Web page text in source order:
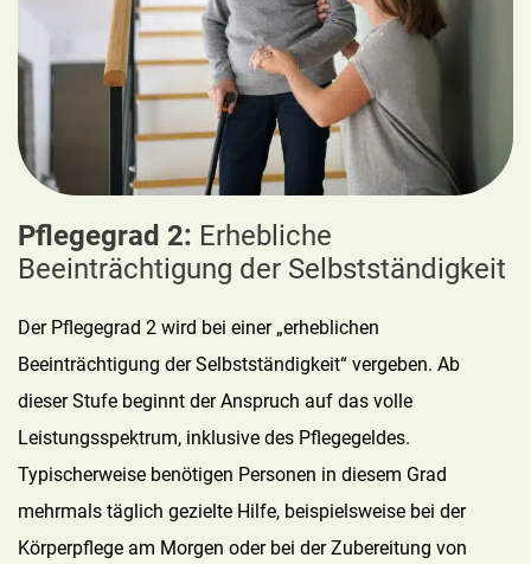
Pflegegrad 2: Erhebliche
Beeinträchtigung der Selbstständigkeit
Der Pflegegrad 2 wird bei einer „erheblichen
Beeinträchtigung der Selbstständigkeit“ vergeben. Ab
dieser Stufe beginnt der Anspruch auf das volle
Leistungsspektrum, inklusive des Pflegegeldes.
Typischerweise benötigen Personen in diesem Grad
mehrmals täglich gezielte Hilfe, beispielsweise bei der
Körperpflege am Morgen oder bei der Zubereitung von